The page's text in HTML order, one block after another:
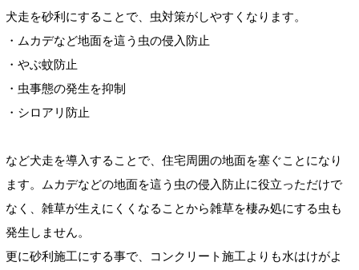
犬走を砂利にすることで、虫対策がしやすくなります。
・ムカデなど地面を這う虫の侵入防止
・やぶ蚊防止
・虫事態の発生を抑制
・シロアリ防止
など犬走を導入することで、住宅周囲の地面を塞ぐことになり
ます。ムカデなどの地面を這う虫の侵入防止に役立っただけで
なく、雑草が生えにくくなることから雑草を棲み処にする虫も
発生しません。
更に砂利施工にする事で、コンクリート施工よりも水はけがよ